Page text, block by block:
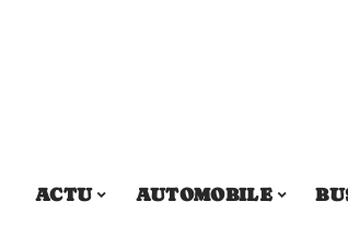
ACTU AUTOMOBILE